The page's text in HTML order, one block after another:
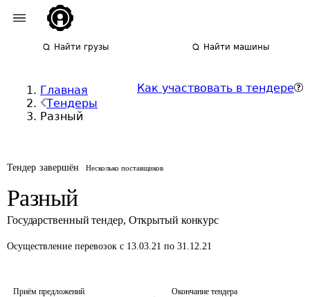
Найти грузы Найти машины
Главная
Тендеры
Разный
Как участвовать в тендере
Тендер завершён Несколько поставщиков
Разный
Государственный тендер, Открытый конкурс
Осуществление перевозок с 13.03.21 по 31.12.21
Приём предложений
Окончание тендера